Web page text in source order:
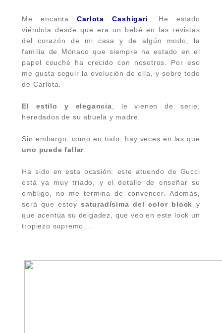
Me encantaCarlota Cashigari. He estado
viéndola desde que era un bebé en las revistas
del corazón de mi casa y de algún modo, la
familia de Mónaco que siempre ha estado en el
papel couché ha crecido con nosotros. Por eso
me gusta seguir la evolución de ella, y sobre todo
de Carlota.
El estilo y elegancia, le vienen de serie,
heredados de su abuela y madre.
Sin embargo, como en todo, hay veces en las que
uno puede fallar.
Ha sido en esta ocasión: este atuendo de Gucci
está ya muy triado, y el detalle de enseñar su
ombligo, no me termina de convencer. Además,
será que estoysaturadísima del color block y
que acentúa su delgadez, que veo en este look un
tropiezo supremo...